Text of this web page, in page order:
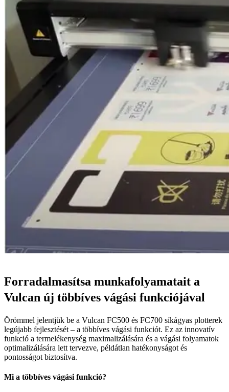
Forradalmasítsa munkafolyamatait a
Vulcan új többíves vágási funkciójával
Örömmel jelentjük be a Vulcan FC500 és FC700 síkágyas plotterek
legújabb fejlesztését – a többíves vágási funkciót. Ez az innovatív
funkció a termelékenység maximalizálására és a vágási folyamatok
optimalizálására lett tervezve, példátlan hatékonyságot és
pontosságot biztosítva.
Mi a többíves vágási funkció?